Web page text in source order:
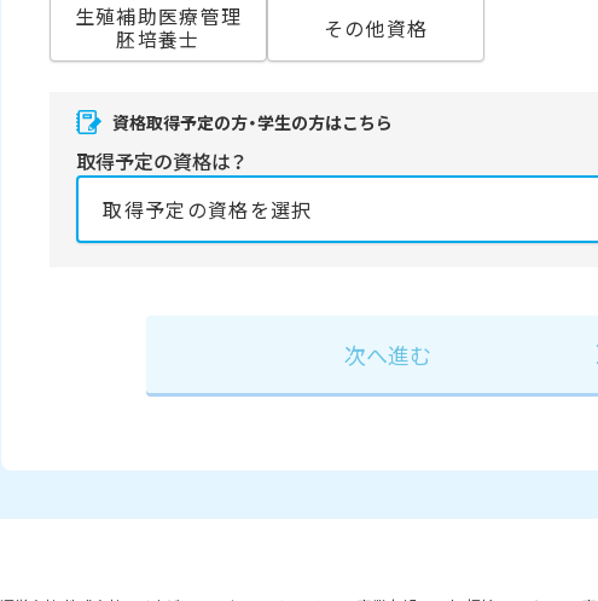
生殖補助医療管理
胚培養士 その他資格
資格取得予定の方・学生の方はこちら
取得予定の資格は？